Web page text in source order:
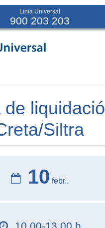
Línia Universal
900 203 203
de liquidació
Siltra
10 febr..